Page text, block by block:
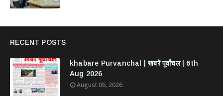
RECENT POSTS
khabare Purvanchal | खबरें पूर्वांचल | 6th
Aug 2026
August 06, 2026